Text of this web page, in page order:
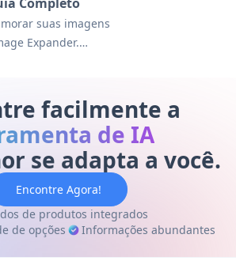
suas imagens
Expander.
e melhores
o guiafacilmente a
de IA
se adapta a você.
Encontre Agora!
de produtos integrados
de opções
Informações abundantes